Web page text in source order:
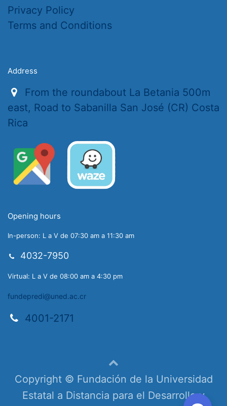
Privacy Policy
Terms and Conditions
Address
From the roundabout La Betania 500m
east, Road to Sabanilla San José (CR) Costa
Rica
Opening hours
In-person: L a V de 07:30 am a 11:30 am
4032-7950
Virtual: L a V de 08:00 am a 4:30 pm
fundepredi@uned.ac.cr
4001-2171
Copyright © Fundación de la Universidad
Estatal a Distancia para el Desarrollo y